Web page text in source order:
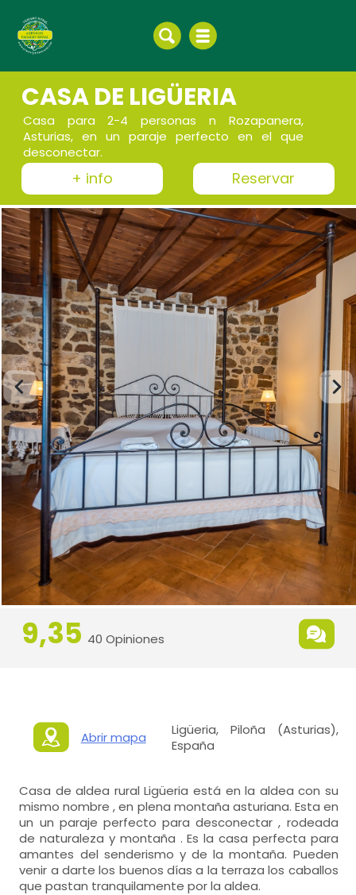
CASA DE LIGÜERIA
Casa para 2-4 personas n Rozapanera,
Asturias, en un paraje perfecto en el que
desconectar.
+ info Reservar
9,35 40 Opiniones
Abrir mapa
Ligüeria, Piloña (Asturias),
España
Casa de aldea rural Ligüeria está en la aldea con su
mismo nombre , en plena montaña asturiana. Esta en
un un paraje perfecto para desconectar , rodeada
de naturaleza y montaña . Es la casa perfecta para
amantes del senderismo y de la montaña. Pueden
venir a darte los buenos días a la terraza los caballos
que pastan tranquilamente por la aldea.